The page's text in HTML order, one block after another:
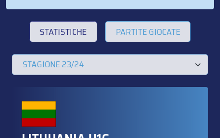
STATISTICHE PARTITE GIOCATE